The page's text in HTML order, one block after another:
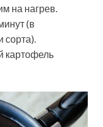
на нагрев.
(в
сорта).
картофель